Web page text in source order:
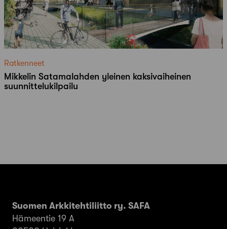
Ratkenneet
Mikkelin Satamalahden yleinen kaksivaiheinen
suunnittelukilpailu
Suomen Arkkitehtiliitto ry. SAFA
Hämeentie 19 A